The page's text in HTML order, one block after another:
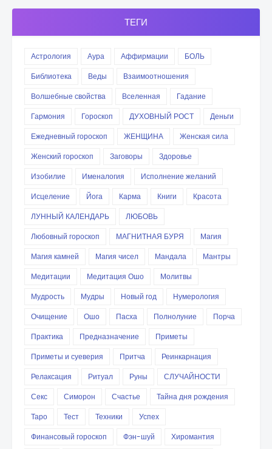
ТЕГИ
Астрология Аура Аффирмации
БОЛЬ
Библиотека
Веды
Взаимоотношения
Волшебные свойства
Вселенная
Гадание
Гармония
Гороскоп ДУХОВНЫЙ РОСТ
Деньги
Ежедневный гороскоп
ЖЕНЩИНА
Женская сила
Женский гороскоп
Заговоры
Здоровье
Изобилие
Именалогия
Исполнение желаний
Исцеление
Йога Карма Книги
Красота
ЛУННЫЙ КАЛЕНДАРЬ
ЛЮБОВЬ
Любовный гороскоп
МАГНИТНАЯ БУРЯ
Магия
Магия камней
Магия чисел Мандала
Мантры
Медитации
Медитация Ошо
Молитвы
Мудрость
Мудры Новый год
Нумерология
Очищение
Ошо Пасха Полнолуние
Порча
Практика
Предназначение
Приметы
Приметы и суеверия
Притча
Реинкарнация
Релаксация
Ритуал Руны
СЛУЧАЙНОСТИ
Секс
Симорон Счастье
Тайна дня рождения
Таро
Тест Техники
Успех
Финансовый гороскоп
Фэн-шуй
Хиромантия